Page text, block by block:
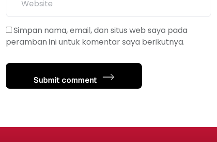
Simpan nama, email, dan situs web saya pada
peramban ini untuk komentar saya berikutnya.
Submit comment